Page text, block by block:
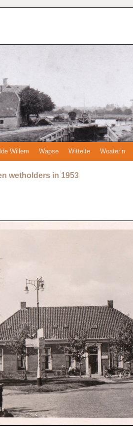
Willem Wapse Wittelte Woater’n
wetholders in 1953